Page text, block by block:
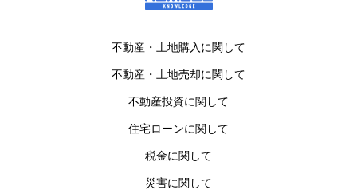
不動産・土地購入に関して
不動産・土地売却に関して
不動産投資に関して
住宅ローンに関して
税金に関して
災害に関して